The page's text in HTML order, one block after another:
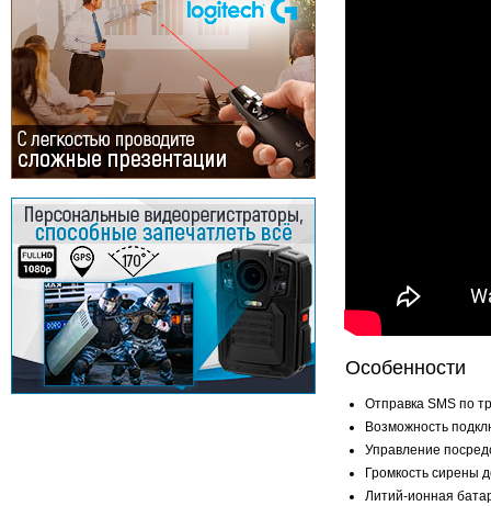
Особенности
Отправка SMS по
Возможность
Управление
Громкость сирены
Литий-ионная